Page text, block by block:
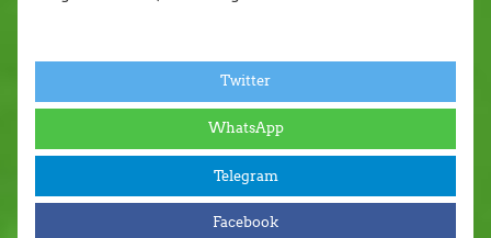
Twitter
WhatsApp
Telegram
Facebook